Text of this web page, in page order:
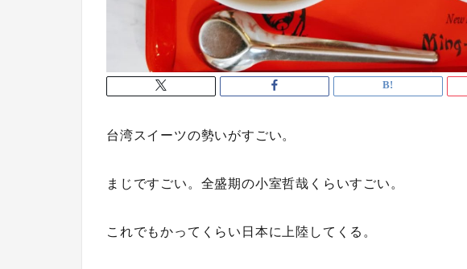
台湾スイーツの勢いがすごい。
まじですごい。全盛期の小室哲哉くらいすごい。
これでもかってくらい日本に上陸してくる。